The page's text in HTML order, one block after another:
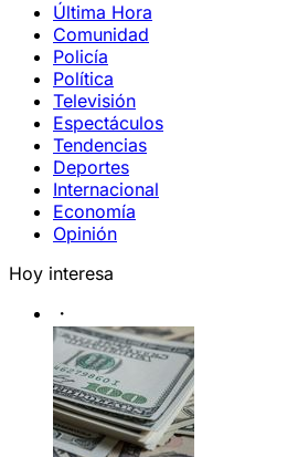
Última Hora
Comunidad
Policía
Política
Televisión
Espectáculos
Tendencias
Deportes
Internacional
Economía
Opinión
Hoy interesa